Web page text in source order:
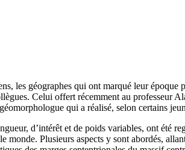
les géographes qui ont marqué leur
Celui offert récemment au
qui a réalisé, selon certains
d’intérêt et de poids variables, ont été
Plusieurs aspects y sont abordés,